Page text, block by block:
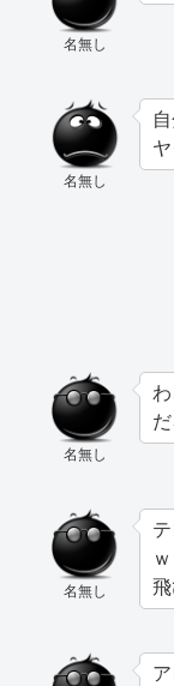
名無し
名無し
名無し
名無し
ｗ